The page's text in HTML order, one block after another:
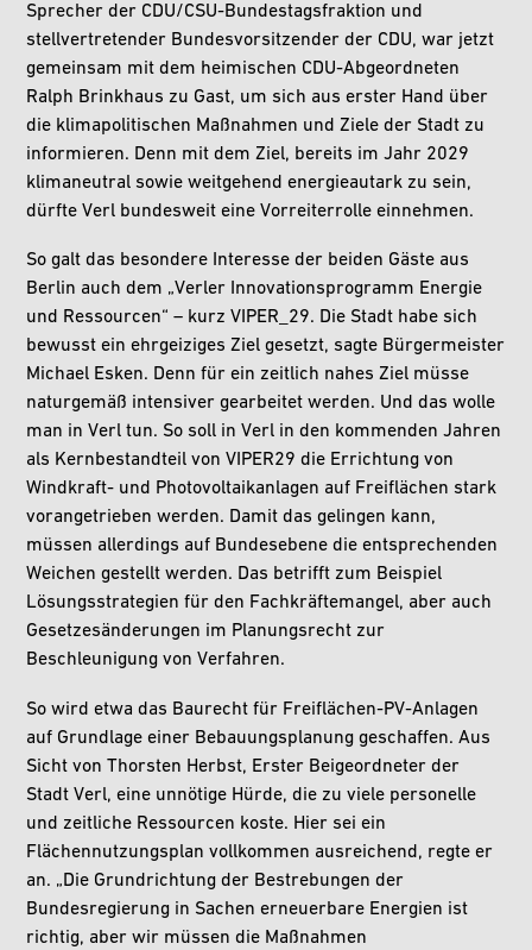
Sprecher der CDU/CSU-Bundestagsfraktion und
stellvertretender Bundesvorsitzender der CDU, war jetzt
gemeinsam mit dem heimischen CDU-Abgeordneten
Ralph Brinkhaus zu Gast, um sich aus erster Hand über
die klimapolitischen Maßnahmen und Ziele der Stadt zu
informieren. Denn mit dem Ziel, bereits im Jahr 2029
klimaneutral sowie weitgehend energieautark zu sein,
dürfte Verl bundesweit eine Vorreiterrolle einnehmen.
So galt das besondere Interesse der beiden Gäste aus
Berlin auch dem „Verler Innovationsprogramm Energie
und Ressourcen“ – kurz VIPER_29. Die Stadt habe sich
bewusst ein ehrgeiziges Ziel gesetzt, sagte Bürgermeister
Michael Esken. Denn für ein zeitlich nahes Ziel müsse
naturgemäß intensiver gearbeitet werden. Und das wolle
man in Verl tun. So soll in Verl in den kommenden Jahren
als Kernbestandteil von VIPER29 die Errichtung von
Windkraft- und Photovoltaikanlagen auf Freiflächen stark
vorangetrieben werden. Damit das gelingen kann,
müssen allerdings auf Bundesebene die entsprechenden
Weichen gestellt werden. Das betrifft zum Beispiel
Lösungsstrategien für den Fachkräftemangel, aber auch
Gesetzesänderungen im Planungsrecht zur
Beschleunigung von Verfahren.
So wird etwa das Baurecht für Freiflächen-PV-Anlagen
auf Grundlage einer Bebauungsplanung geschaffen. Aus
Sicht von Thorsten Herbst, Erster Beigeordneter der
Stadt Verl, eine unnötige Hürde, die zu viele personelle
und zeitliche Ressourcen koste. Hier sei ein
Flächennutzungsplan vollkommen ausreichend, regte er
an. „Die Grundrichtung der Bestrebungen der
Bundesregierung in Sachen erneuerbare Energien ist
richtig, aber wir müssen die Maßnahmen